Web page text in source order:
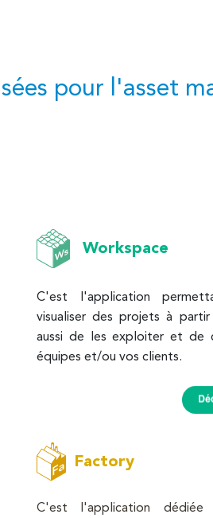
pour l'asset
Workspace
C'est l'application
visualiser des projets à
aussi de les exploiter et de
équipes et/ou vos clients.
Factory
C'est l'application dédiée